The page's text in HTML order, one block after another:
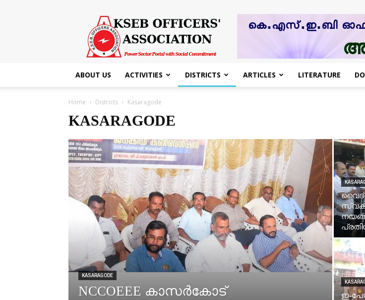
KSEB
Officers'
Association
ABOUT US ACTIVITIES DISTRICTS ARTICLES LITERATURE
Home Districts Kasaragode
KASARAGODE
KASARAGODE
NCCOEEE കാസര്‍കോട്
ഇ-